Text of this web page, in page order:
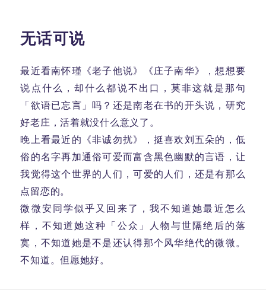
无话可说
最近看南怀瑾《老子他说》《庄子南华》，想想要
说点什么，却什么都说不出口，莫非这就是那句
「欲语已忘言」吗？还是南老在书的开头说，研究
好老庄，活着就没什么意义了。
晚上看最近的《非诚勿扰》，挺喜欢刘五朵的，低
俗的名字再加通俗可爱而富含黑色幽默的言语，让
我觉得这个世界的人们，可爱的人们，还是有那么
点留恋的。
微微安同学似乎又回来了，我不知道她最近怎么
样，不知道她这种「公众」人物与世隔绝后的落
寞，不知道她是不是还认得那个风华绝代的微微。
不知道。但愿她好。